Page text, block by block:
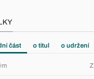
část o titul o udržení
Z